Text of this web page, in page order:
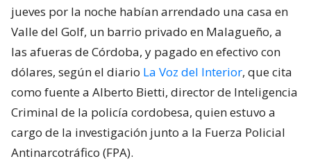
jueves por la noche habían arrendado una casa en
Valle del Golf, un barrio privado en Malagueño, a
las afueras de Córdoba, y pagado en efectivo con
dólares, según el diario La Voz del Interior, que cita
como fuente a Alberto Bietti, director de Inteligencia
Criminal de la policía cordobesa, quien estuvo a
cargo de la investigación junto a la Fuerza Policial
Antinarcotráfico (FPA).